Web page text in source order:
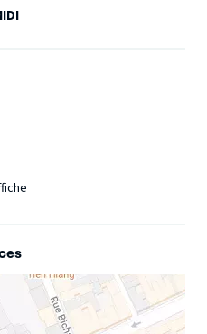
sur scène !
VRAI, qui connaît un succès
000 spectateurs dans toute
SOLD OUT, Ilyes revient